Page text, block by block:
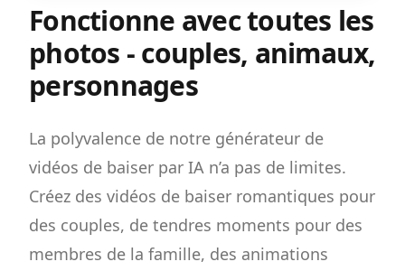
Fonctionne avec toutes les
photos - couples, animaux,
personnages
La polyvalence de notre générateur de
vidéos de baiser par IA n’a pas de limites.
Créez des vidéos de baiser romantiques pour
des couples, de tendres moments pour des
membres de la famille, des animations